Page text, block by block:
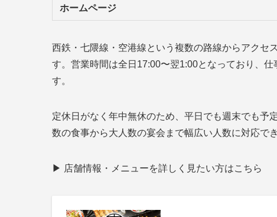
ホームページ
西鉄・七隈線・空港線という複数の路線からアクセ
す。営業時間は全日17:00〜翌1:00となっており、
す。
定休日がなく年中無休のため、平日でも週末でも予
数の食事から大人数の宴会まで幅広い人数に対応で
▶ 店舗情報・メニューを詳しく見たい方はこちら